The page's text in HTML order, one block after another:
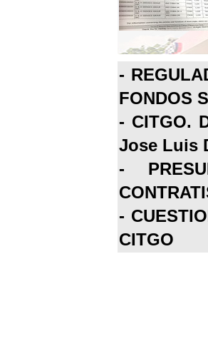
-
FONDOS
- CITGO.
Jose Luis
-
-
CITGO